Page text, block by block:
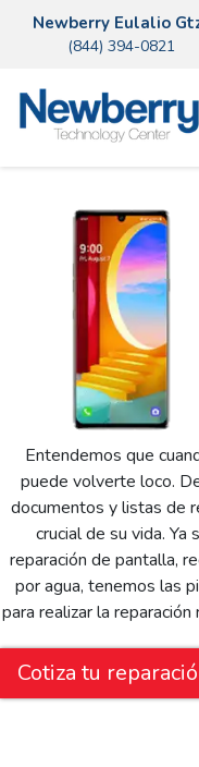
Newberry Eulalio
(844) 394-0821
Entendemos que
puede volverte loco.
documentos y listas de
crucial de su vida.
reparación de pantalla,
por agua, tenemos las
para realizar la
Cotiza tu